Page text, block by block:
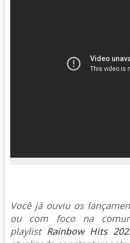
Você já ouviu os
ou com foco na
playlist Rainbow Hits